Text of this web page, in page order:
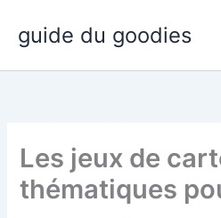
contenu
guide du goodies
Les jeux de
thématiques